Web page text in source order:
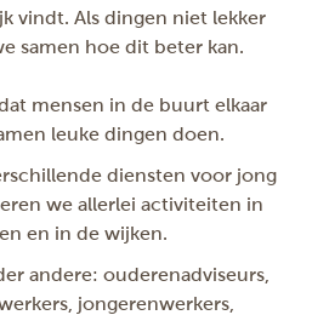
vindt. Als dingen niet lekker
samen hoe dit beter kan.
mensen in de buurt elkaar
leuke dingen doen.
diensten voor jong
we allerlei activiteiten in
en in de wijken.
andere: ouderenadviseurs,
jongerenwerkers,